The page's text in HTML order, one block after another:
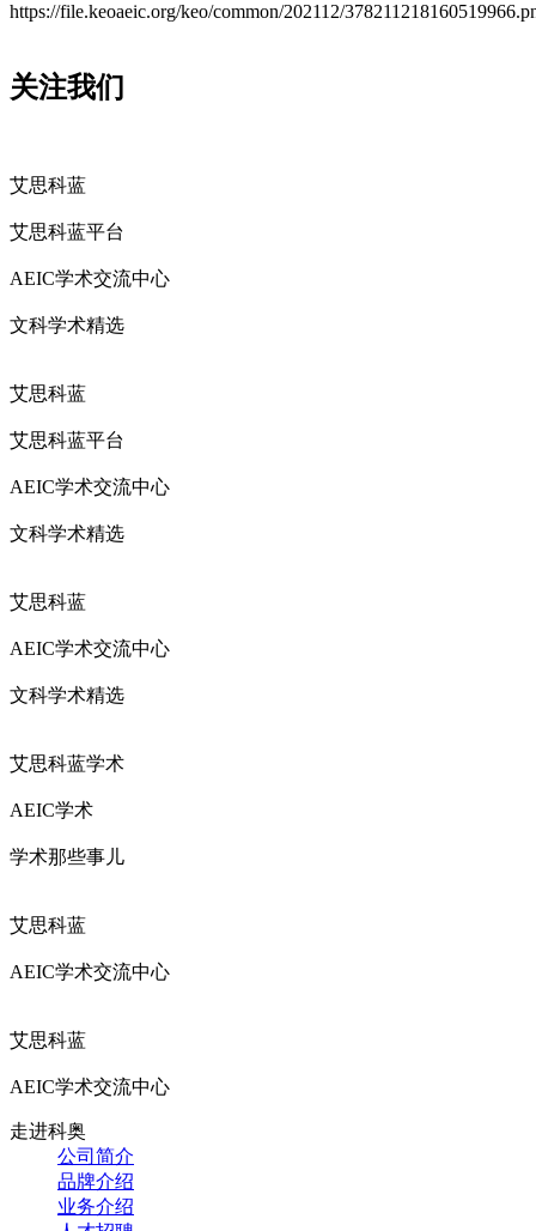
https://file.keoaeic.org/keo/common/202112/
关注我们
艾思科蓝
艾思科蓝平台
AEIC学术交流中心
文科学术精选
艾思科蓝
艾思科蓝平台
AEIC学术交流中心
文科学术精选
艾思科蓝
AEIC学术交流中心
文科学术精选
艾思科蓝学术
AEIC学术
学术那些事儿
艾思科蓝
AEIC学术交流中心
艾思科蓝
AEIC学术交流中心
走进科奥
公司简介
品牌介绍
业务介绍